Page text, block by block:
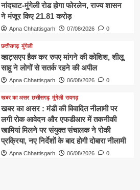
नांदघाट-मुंगेली रोड होगा फोरलेन, राज्य शासन
ने मंजूर किए 21.81 करोड़
Apna Chhattisgarh 07/08/2026 0
छत्तीसगढ़ मुंगेली
व्हाट्सएप हैक कर रुपए मांगने की कोशिश, शीलू
साहू ने लोगों से सतर्क रहने की अपील
Apna Chhattisgarh 06/08/2026 0
खबर का असर छत्तीसगढ़ मुंगेली रायगढ़
खबर का असर : मंडी की विवादित नीलामी पर
लगी रोक आवेदन और एफडीआर में तकनीकी
खामियां मिलने पर संयुक्त संचालक ने रोकी
प्रक्रिया, नए निर्देशों के बाद होगी दोबारा नीलामी
Apna Chhattisgarh 06/08/2026 0